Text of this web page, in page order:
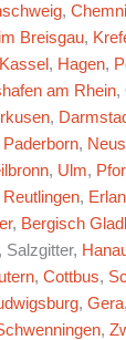
,
Breisgau,
Kassel , Hagen,
am Rhein,
,
Paderborn,
, Ulm,
Reutlingen,
, Bergisch
, Salzgitter,
, Cottbus,
, Gera,
,